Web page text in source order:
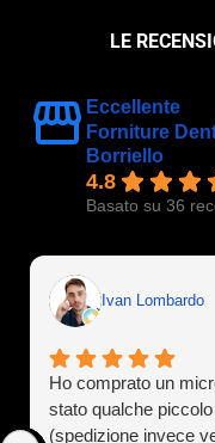
LE
Eccellente
Forniture
Borriello
4.8
Basato su 36
Ivan Lombardo
Ho comprato un
stato qualche
(spedizione invece